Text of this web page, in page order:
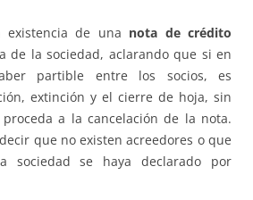
existencia de una nota de crédito
de la sociedad, aclarando que si en
partible entre los socios, es
extinción y el cierre de hoja, sin
a la cancelación de la nota.
que no existen acreedores o que
sociedad se haya declarado por